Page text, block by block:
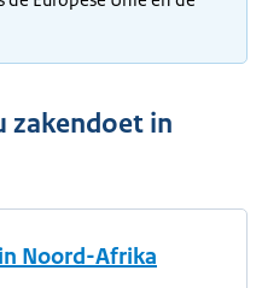
zakendoet in
Noord-Afrika